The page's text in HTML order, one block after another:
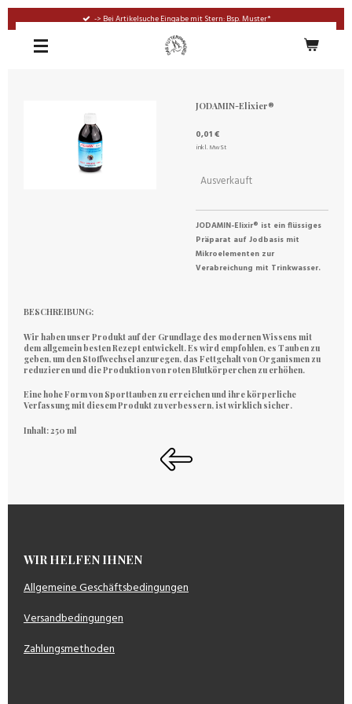
springen
-> Bei Artikelsuche Eingabe mit Stern: Bsp. Muster*
JODAMIN-Elixier®
0,01 €
inkl. MwSt
Ausverkauft
JODAMIN-Elixir® ist ein flüssiges
Präparat auf Jodbasis mit
Mikroelementen zur
Verabreichung mit Trinkwasser.
BESCHREIBUNG:
Wir haben unser Produkt auf der Grundlage des modernen Wissens mit
dem allgemein besten Rezept entwickelt. Es wird empfohlen, es Tauben zu
geben, um den Stoffwechsel anzuregen, das Fettgehalt von Organismen zu
reduzieren und die Produktion von roten Blutkörperchen zu erhöhen.
Eine hohe Form von Sporttauben zu erreichen und ihre körperliche
Verfassung mit diesem Produkt zu verbessern, ist wirklich sicher.
Inhalt: 250 ml
WIR HELFEN IHNEN
Allgemeine Geschäftsbedingungen
Versandbedingungen
Zahlungsmethoden